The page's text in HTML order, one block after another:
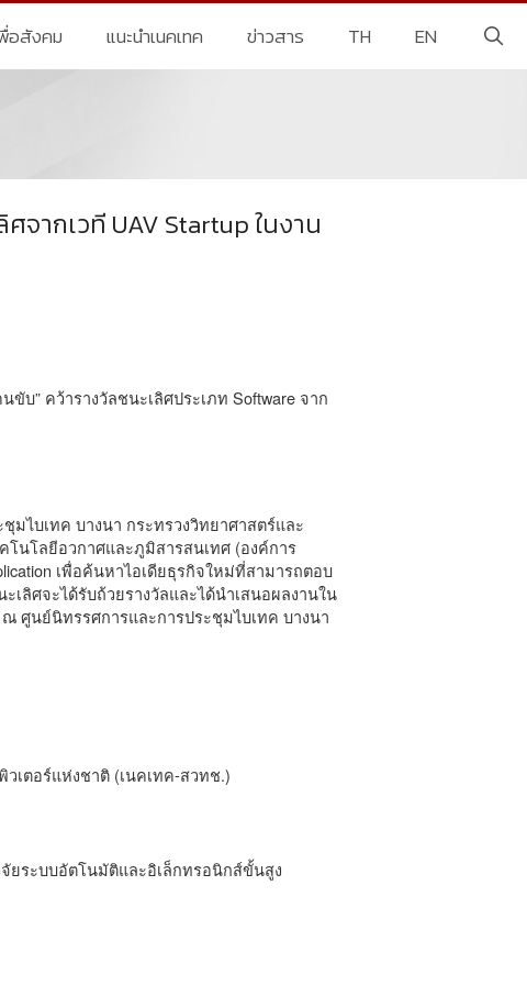
อสังคม แนะนำเนคเทค ข่าวสาร TH EN
จากเวที UAV Startup ในงาน
บ” คว้ารางวัลชนะเลิศประเภท Software จาก
มไบเทค บางนา กระทรวงวิทยาศาสตร์และ
นโลยีอวกาศและภูมิสารสนเทศ (องค์การ
เพื่อค้นหาไอเดียธุรกิจใหม่ที่สามารถตอบ
ลิศจะได้รับถ้วยรางวัลและได้นำเสนอผลงานใน
ณ ศูนย์นิทรรศการและการประชุมไบเทค บางนา
เตอร์แห่งชาติ (เนคเทค-สวทช.)
ยระบบอัตโนมัติและอิเล็กทรอนิกส์ขั้นสูง